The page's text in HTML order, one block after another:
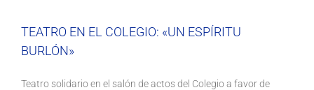
TEATRO EN EL COLEGIO: «UN ESPÍRITU
BURLÓN»
Teatro solidario en el salón de actos del Colegio a favor de